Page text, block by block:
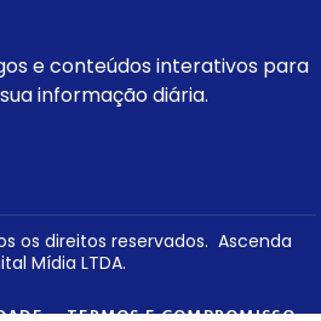
e conteúdos interativos para
informação diária.
os direitos reservados. Ascenda
Mídia LTDA.
TERMOS E COMPROMISSO